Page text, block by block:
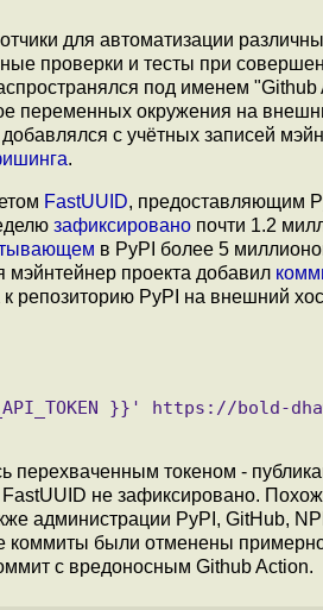
для автоматизации
проверки и тесты при
под именем "Github
переменных окружения на
с учётных записей
.
FastUUID, предоставляющим
зафиксировано почти 1.2
в PyPI более 5
мэйнтейнер проекта добавил
репозиторию PyPI на внешний
перехваченным токеном -
не зафиксировано.
администрации PyPI, GitHub,
коммиты были отменены
с вредоносным Github Action.